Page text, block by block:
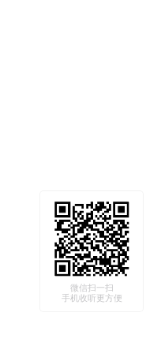
微信扫一扫
手机收听更方便